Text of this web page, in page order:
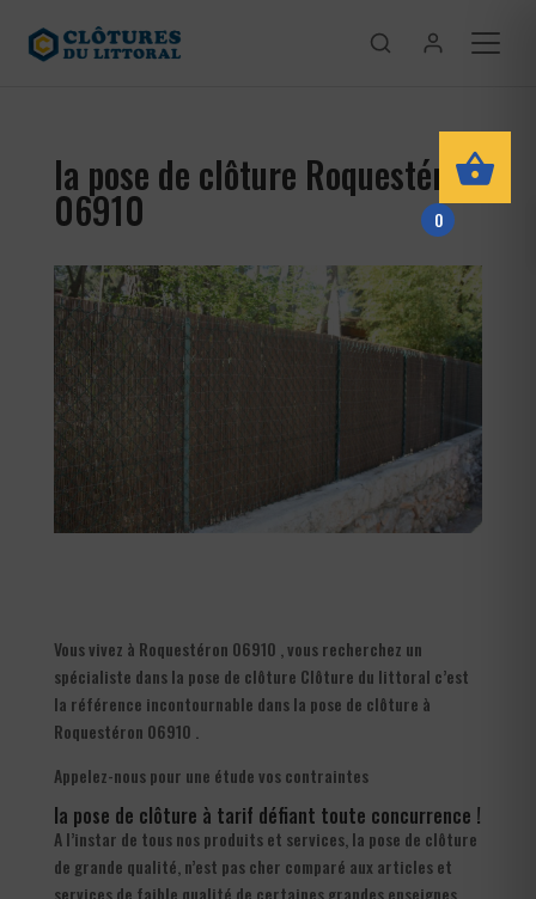
la pose de clôture Roquestéron
06910
Vous vivez à Roquestéron 06910 , vous recherchez un
spécialiste dans la pose de clôture Clôture du littoral c’est
la référence incontournable dans la pose de clôture à
Roquestéron 06910 .
Appelez-nous pour une étude vos contraintes
la pose de clôture à tarif défiant toute concurrence !
A l’instar de tous nos produits et services, la pose de clôture
de grande qualité, n’est pas cher comparé aux articles et
services de faible qualité de certaines grandes enseignes
0